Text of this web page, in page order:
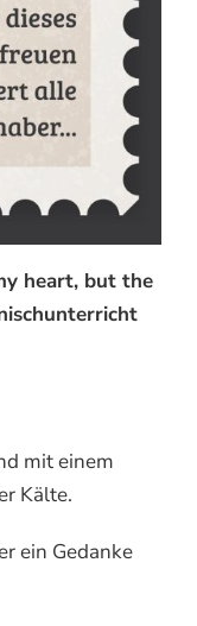
heart, but the
mit einem
Kälte.
ein Gedanke